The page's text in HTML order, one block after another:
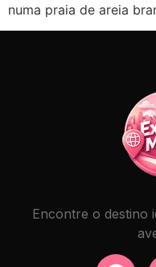
numa praia de areia
Encontre o destino